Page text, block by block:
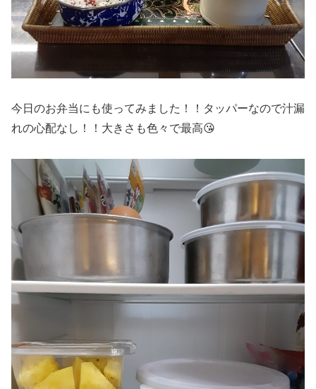
今日のお弁当にも使ってみました！！タッパーなので汁漏
れの心配なし！！大きさも色々で最高😘